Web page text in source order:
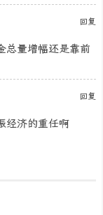
回复
总量增幅还是靠前
回复
经济的重任啊